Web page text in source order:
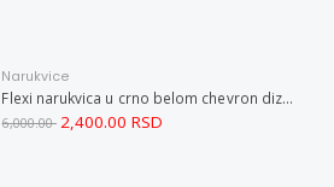
Narukvice
Flexi narukvica u crno belom chevron dizajnu M
6,000.00 2,400.00 RSD